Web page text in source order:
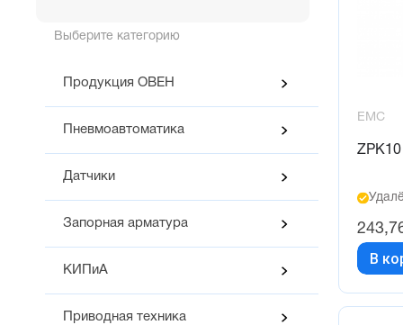
Выберите категорию
Продукция ОВЕН
Пневмоавтоматика
Датчики
Запорная арматура
КИПиА
Приводная техника
EMC
В